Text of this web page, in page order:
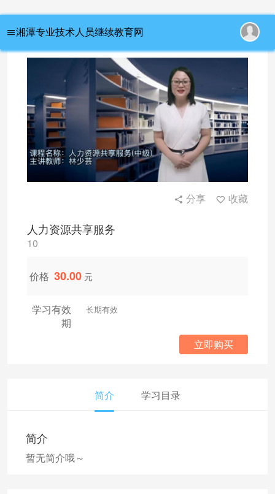
湘潭专业技术人员继续教育网
分享 收藏
人力资源共享服务
10
价格 30.00 元
学习有效
期
长期有效
立即购买
简介 学习目录
简介
暂无简介哦～